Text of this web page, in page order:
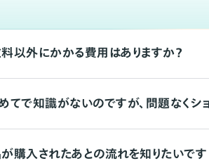
以外にかかる費用はありますか？
てで知識がないのですが、問題なくシ
購入されたあとの流れを知りたいです